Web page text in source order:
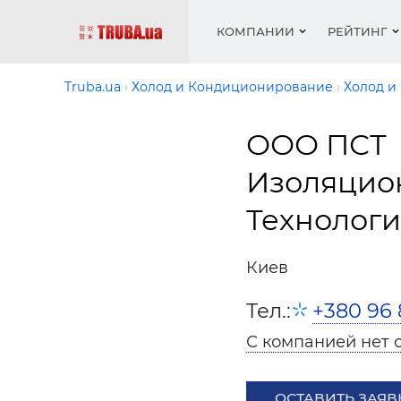
КОМПАНИИ
Котлы
РЕЙТИНГ
Работа
Холод,
Котлы
Акции
Truba.ua Холод и Кондиционирование Холод
ООО ПСТ
Киев
Тел.: +380 96
С компанией нет